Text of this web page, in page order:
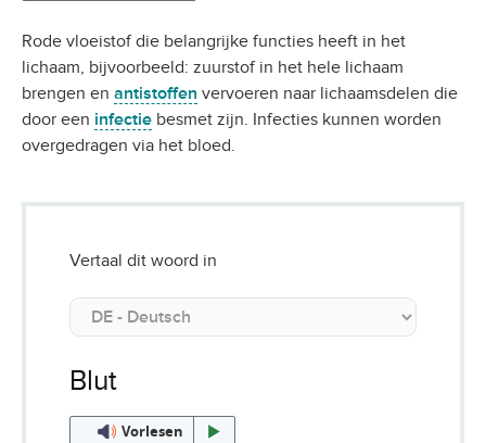
Rode vloeistof die belangrijke functies heeft in het
lichaam, bijvoorbeeld: zuurstof in het hele lichaam
brengen en antistoffen vervoeren naar lichaamsdelen die
door een infectie besmet zijn. Infecties kunnen worden
overgedragen via het bloed.
Vertaal dit woord in
Blut
Vorlesen